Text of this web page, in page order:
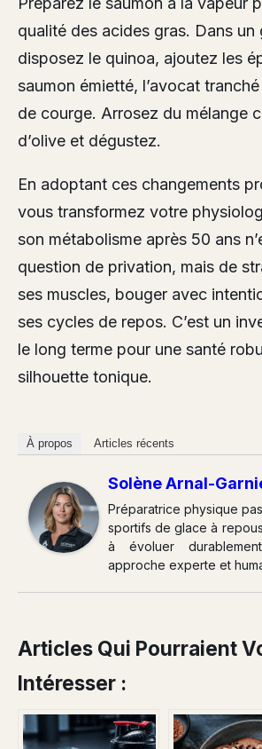
qualité des acides gras. Dans un
disposez le quinoa, ajoutez les
saumon émietté, l’avocat
de courge. Arrosez du mélange
d’olive et dégustez.
En adoptant ces changements
vous transformez votre
son métabolisme après 50 ans
question de privation, mais de
ses muscles, bouger avec
ses cycles de repos. C’est un
le long terme pour une santé
silhouette tonique.
À propos Articles récents
Solène Arnal-
Préparatrice physique
sportifs de glace à
à évoluer
approche experte et
Articles Qui Pourraient
Intéresser :